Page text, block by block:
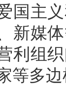
国主
新媒
利组
等多